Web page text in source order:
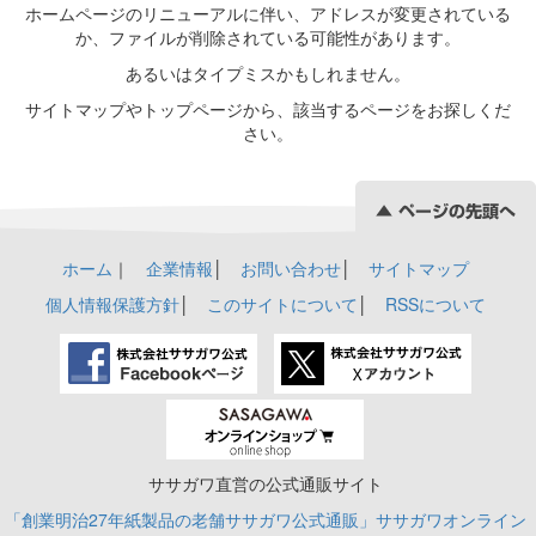
ホームページのリニューアルに伴い、アドレスが変更されている
か、ファイルが削除されている可能性があります。
あるいはタイプミスかもしれません。
サイトマップやトップページから、該当するページをお探しくだ
さい。
ホーム ｜ 企業情報 お問い合わせ│
サイトマップ
個人情報保護方針│ このサイトについて RSSについて
ササガワ直営の公式通販サイト
「創業明治27年紙製品の老舗ササガワ公式通販」ササガワオンライン